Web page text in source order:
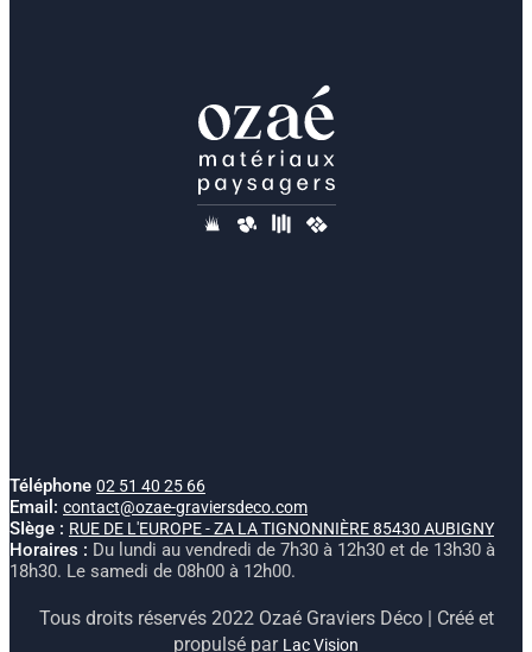
Téléphone 02 51 40 25 66
Email: contact@ozae-graviersdeco.com
SIège : RUE DE L'EUROPE - ZA LA TIGNONNIÈRE 85430 AUBIGNY
Horaires : Du lundi au vendredi de 7h30 à 12h30 et de 13h30 à
18h30. Le samedi de 08h00 à 12h00.
Tous droits réservés 2022 Ozaé Graviers Déco | Créé et
propulsé par Lac Vision